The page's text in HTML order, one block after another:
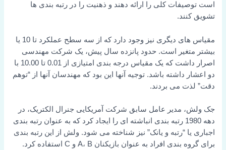
است توصیفات کلی را ارائه دهند و ذهنیت را در رتبه بندی ها
تشویق کنند.
مقیاس های دیگری نیز وجود دارد که از سه سطح عملکرد تا 10 یا
بیشتر متغیر است. حدود پانزده سال پیش، یک شرکت مهندسی
اصرار داشت که یک مقیاس درجه بندی امتیازی از 0.01 تا 10.00 با
دو اعشار داشته باشد. توجیه آنها این بود که مهندسان آنها از “توهم
دقت” لذت می بردند.
جک ولش، مدیر عامل سابق شرکت آمریکایی جنرال الکتریک، در
دهه 1980 رتبه بندی انباشته ای را ایجاد کرد که به عنوان رتبه بندی
اجباری یا “رتبه و یانک” نیز شناخته می شود. ولش از این رتبه بندی
برای گروه بندی افراد به عنوان بازیکنان A، B و C استفاده کرد.